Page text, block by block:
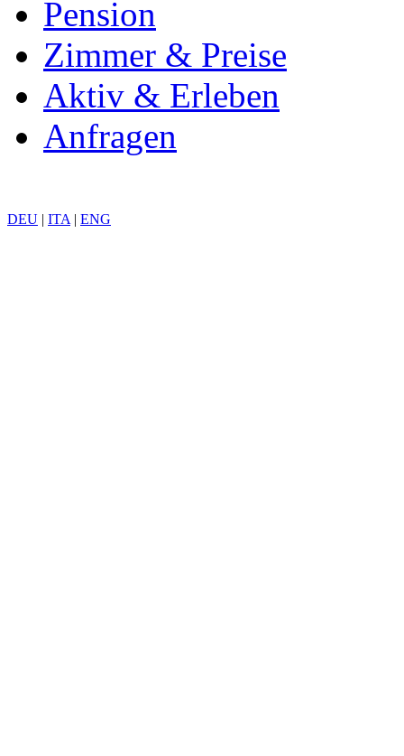
Pension
Zimmer & Preise
Aktiv & Erleben
Anfragen
DEU | ITA | ENG